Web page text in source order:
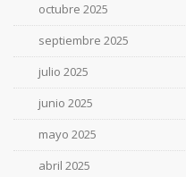
octubre 2025
septiembre 2025
julio 2025
junio 2025
mayo 2025
abril 2025